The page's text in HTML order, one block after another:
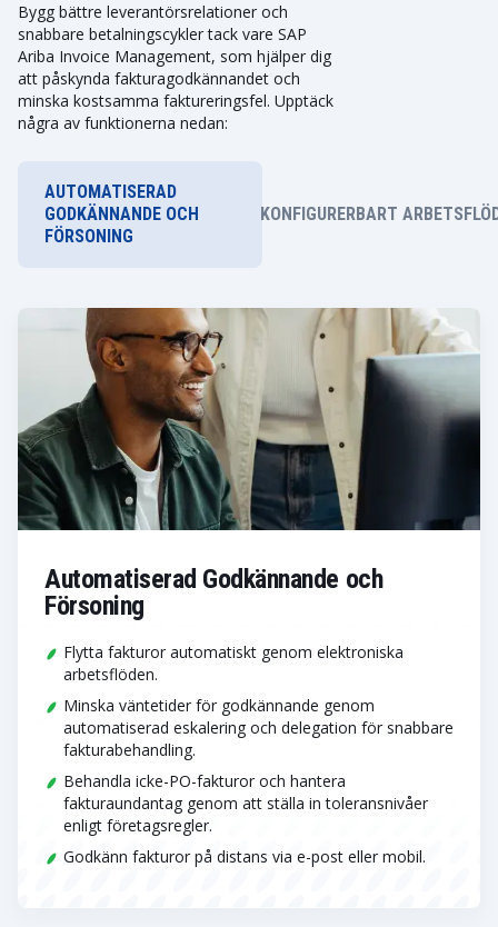
Bygg bättre leverantörsrelationer och
snabbare betalningscykler tack vare SAP
Ariba Invoice Management, som hjälper dig
att påskynda fakturagodkännandet och
minska kostsamma faktureringsfel. Upptäck
några av funktionerna nedan:
AUTOMATISERAD
GODKÄNNANDE OCH
FÖRSONING
KONFIGURERBART
Automatiserad Godkännande och
Försoning
Flytta fakturor automatiskt genom elektroniska
arbetsflöden.
Minska väntetider för godkännande genom
automatiserad eskalering och delegation för snabbare
fakturabehandling.
Behandla icke-PO-fakturor och hantera
fakturaundantag genom att ställa in toleransnivåer
enligt företagsregler.
Godkänn fakturor på distans via e-post eller mobil.